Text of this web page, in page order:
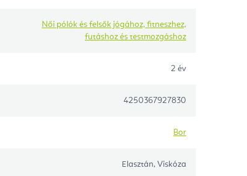
Női pólók és felsők jógához, fitneszhez,
futáshoz és testmozgáshoz
2 év
4250367927830
Bor
Elasztán, Viskóza